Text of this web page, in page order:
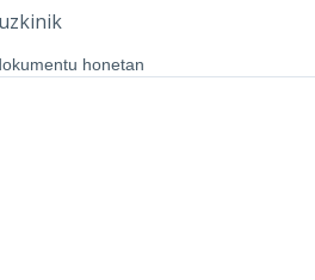
honetan